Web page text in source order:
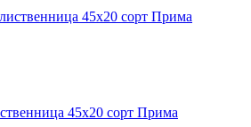
45х20 сорт Прима